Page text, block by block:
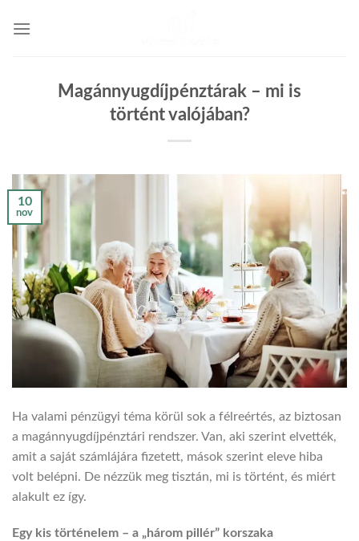
Magánnyugdíjpénztárak – mi is
történt valójában?
10
nov
Ha valami pénzügyi téma körül sok a félreértés, az biztosan
a magánnyugdíjpénztári rendszer. Van, aki szerint elvették,
amit a saját számlájára fizetett, mások szerint eleve hiba
volt belépni. De nézzük meg tisztán, mi is történt, és miért
alakult ez így.
Egy kis történelem – a „három pillér” korszaka